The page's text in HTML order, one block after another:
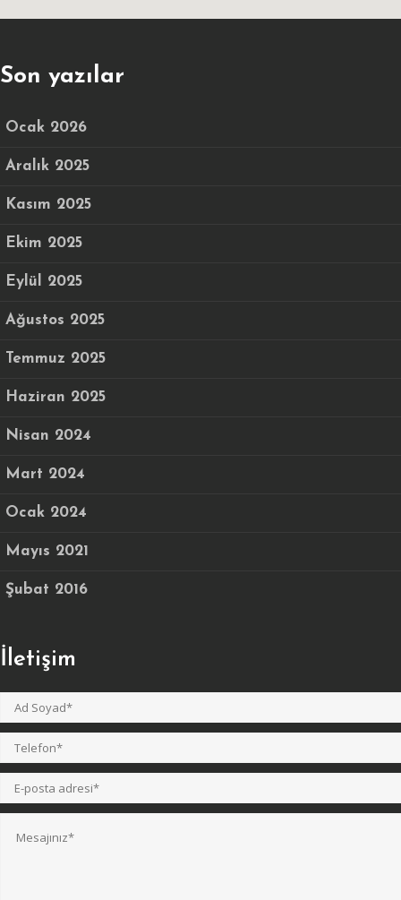
Son yazılar
Ocak 2026
Aralık 2025
Kasım 2025
Ekim 2025
Eylül 2025
Ağustos 2025
Temmuz 2025
Haziran 2025
Nisan 2024
Mart 2024
Ocak 2024
Mayıs 2021
Şubat 2016
İletişim